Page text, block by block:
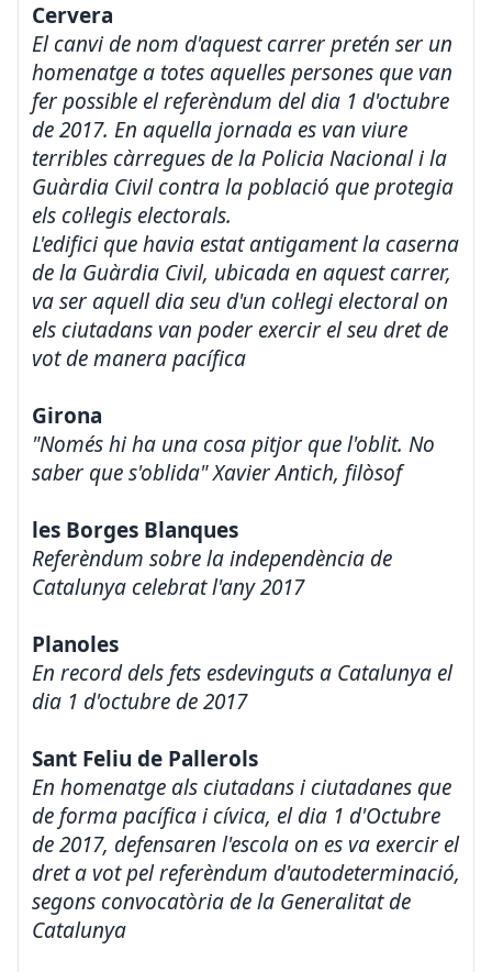
Cervera
El canvi de nom d'aquest carrer pretén ser un
homenatge a totes aquelles persones que van
fer possible el referèndum del dia 1 d'octubre
de 2017. En aquella jornada es van viure
terribles càrregues de la Policia Nacional i la
Guàrdia Civil contra la població que protegia
els col·legis electorals.
L'edifici que havia estat antigament la caserna
de la Guàrdia Civil, ubicada en aquest carrer,
va ser aquell dia seu d'un col·legi electoral on
els ciutadans van poder exercir el seu dret de
vot de manera pacífica
Girona
"Només hi ha una cosa pitjor que l'oblit. No
saber que s'oblida" Xavier Antich, filòsof
les Borges Blanques
Referèndum sobre la independència de
Catalunya celebrat l'any 2017
Planoles
En record dels fets esdevinguts a Catalunya el
dia 1 d'octubre de 2017
Sant Feliu de Pallerols
En homenatge als ciutadans i ciutadanes que
de forma pacífica i cívica, el dia 1 d'Octubre
de 2017, defensaren l'escola on es va exercir el
dret a vot pel referèndum d'autodeterminació,
segons convocatòria de la Generalitat de
Catalunya